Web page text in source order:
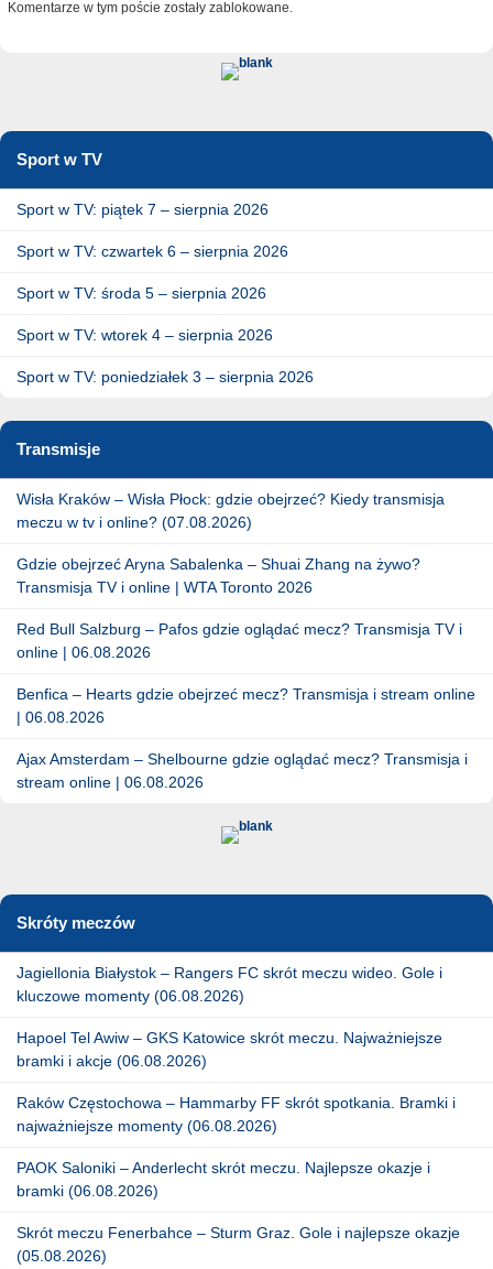
Komentarze w tym poście zostały zablokowane.
Sport w TV
Sport w TV: piątek 7 – sierpnia 2026
Sport w TV: czwartek 6 – sierpnia 2026
Sport w TV: środa 5 – sierpnia 2026
Sport w TV: wtorek 4 – sierpnia 2026
Sport w TV: poniedziałek 3 – sierpnia 2026
Transmisje
Wisła Kraków – Wisła Płock: gdzie obejrzeć? Kiedy transmisja
meczu w tv i online? (07.08.2026)
Gdzie obejrzeć Aryna Sabalenka – Shuai Zhang na żywo?
Transmisja TV i online | WTA Toronto 2026
Red Bull Salzburg – Pafos gdzie oglądać mecz? Transmisja TV i
online | 06.08.2026
Benfica – Hearts gdzie obejrzeć mecz? Transmisja i stream online
| 06.08.2026
Ajax Amsterdam – Shelbourne gdzie oglądać mecz? Transmisja i
stream online | 06.08.2026
Skróty meczów
Jagiellonia Białystok – Rangers FC skrót meczu wideo. Gole i
kluczowe momenty (06.08.2026)
Hapoel Tel Awiw – GKS Katowice skrót meczu. Najważniejsze
bramki i akcje (06.08.2026)
Raków Częstochowa – Hammarby FF skrót spotkania. Bramki i
najważniejsze momenty (06.08.2026)
PAOK Saloniki – Anderlecht skrót meczu. Najlepsze okazje i
bramki (06.08.2026)
Skrót meczu Fenerbahce – Sturm Graz. Gole i najlepsze okazje
(05.08.2026)